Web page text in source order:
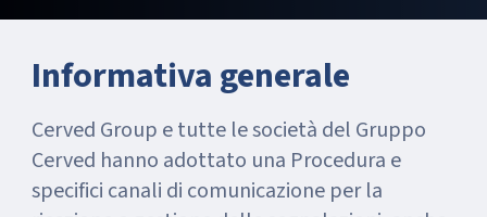
Informativa generale
Cerved Group e tutte le società del Gruppo
Cerved hanno adottato una Procedura e
specifici canali di comunicazione per la